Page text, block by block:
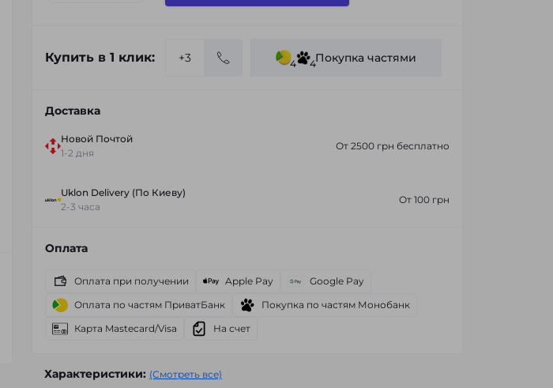
Купить в 1 клик: 4 4Покупка частями
Доставка
Новой Почтой
1-2 дня
От 2500 грн бесплатно
Uklon Delivery (По Киеву)
2-3 часа
От 100 грн
Оплата
Оплата при получении Apple Pay
Google Pay
Оплата по частям ПриватБанк
Покупка по частям Монобанк
Карта Mastecard/Visa
На счет
Характеристики: (Смотреть все)